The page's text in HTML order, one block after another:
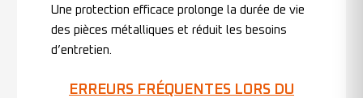
Une protection efficace prolonge la durée de vie
des pièces métalliques et réduit les besoins
d’entretien.
ERREURS FRÉQUENTES LORS DU